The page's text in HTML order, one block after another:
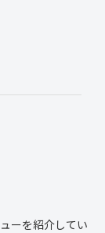
ーを紹介してい